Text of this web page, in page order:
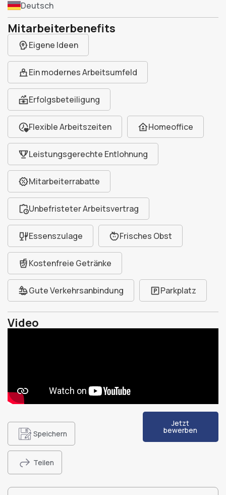
Deutsch
Mitarbeiterbenefits
Eigene Ideen
Ein modernes Arbeitsumfeld
Erfolgsbeteiligung
Flexible Arbeitszeiten Homeoffice
Leistungsgerechte Entlohnung
Mitarbeiterrabatte
Unbefristeter Arbeitsvertrag
Essenszulage Frisches Obst
Kostenfreie Getränke
Gute Verkehrsanbindung Parkplatz
Video
Speichern
Teilen
Jetzt
bewerben